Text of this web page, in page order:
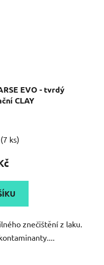
EVO - tvrdý
CLAY
(7 ks)
znečištění z laku.